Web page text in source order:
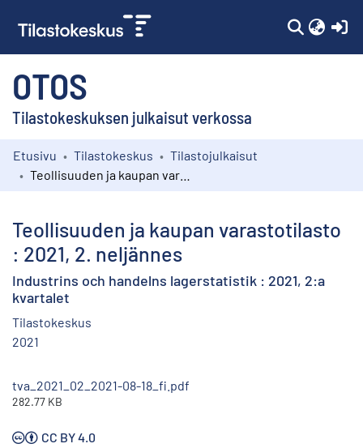
OTOS
Tilastokeskuksen julkaisut verkossa
Kokoelmat
Etusivu Tilastokeskus
Tilastojulkaisut
Teollisuuden ja kaupan varastotilasto
: 2021, 2. neljännes
Industrins och handelns lagerstatistik : 2021, 2:a
kvartalet
Tilastokeskus
2021
tva_2021_02_2021-08-18_fi.pdf
282.77 KB
CC BY 4.0